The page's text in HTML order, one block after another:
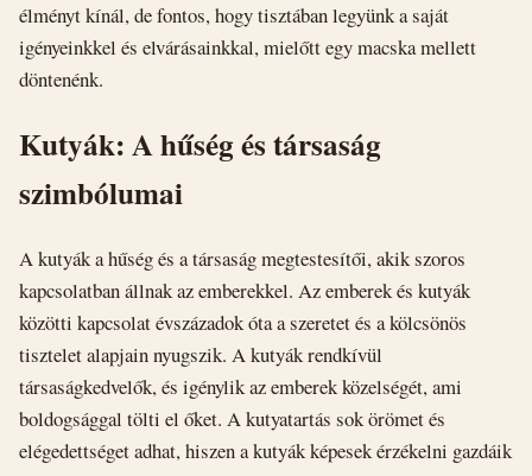
élményt kínál, de fontos, hogy tisztában legyünk a saját
igényeinkkel és elvárásainkkal, mielőtt egy macska mellett
döntenénk.
Kutyák: A hűség és társaság
szimbólumai
A kutyák a hűség és a társaság megtestesítői, akik szoros
kapcsolatban állnak az emberekkel. Az emberek és kutyák
közötti kapcsolat évszázadok óta a szeretet és a kölcsönös
tisztelet alapjain nyugszik. A kutyák rendkívül
társaságkedvelők, és igénylik az emberek közelségét, ami
boldogsággal tölti el őket. A kutyatartás sok örömet és
elégedettséget adhat, hiszen a kutyák képesek érzékelni gazdáik